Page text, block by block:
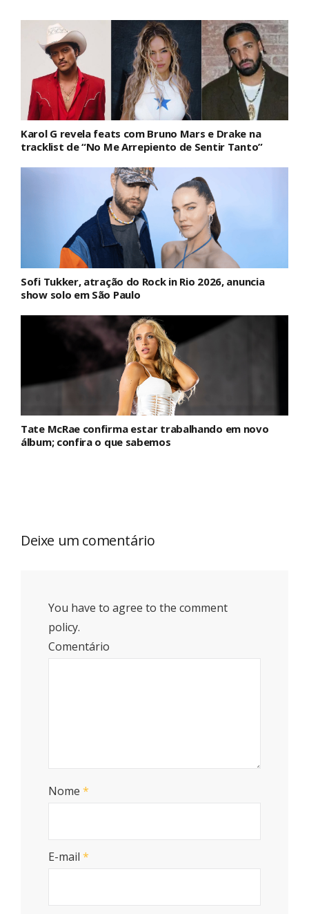
Karol G revela feats com Bruno Mars e Drake na
tracklist de “No Me Arrepiento de Sentir Tanto”
Sofi Tukker, atração do Rock in Rio 2026, anuncia
show solo em São Paulo
Tate McRae confirma estar trabalhando em novo
álbum; confira o que sabemos
Deixe um comentário
You have to agree to the comment
policy.
Comentário
Nome *
E-mail *